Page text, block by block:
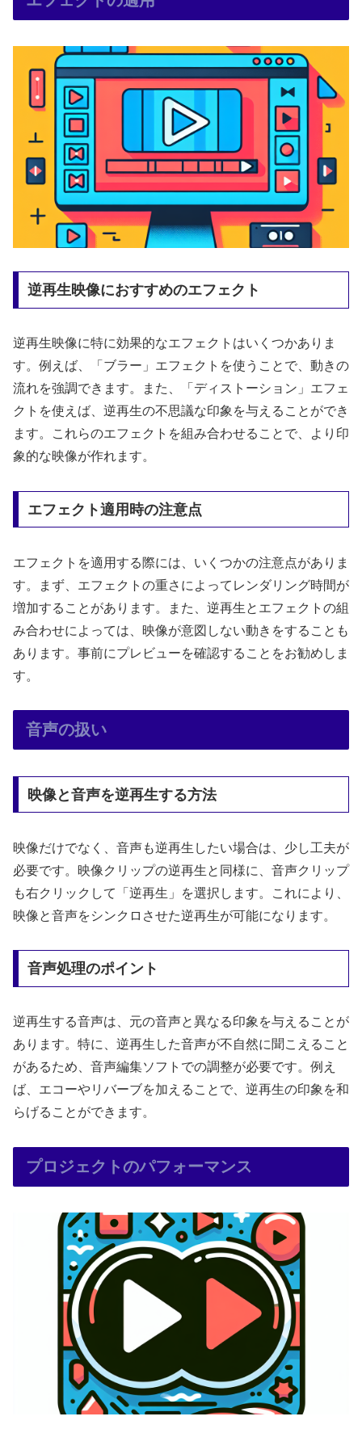
逆再生映像におすすめのエフェクト
逆再生映像に特に効果的なエフェクトはいくつかありま
す。例えば、「ブラー」エフェクトを使うことで、動きの
流れを強調できます。また、「ディストーション」エフェ
クトを使えば、逆再生の不思議な印象を与えることができ
ます。これらのエフェクトを組み合わせることで、より印
象的な映像が作れます。
エフェクト適用時の注意点
エフェクトを適用する際には、いくつかの注意点がありま
す。まず、エフェクトの重さによってレンダリング時間が
増加することがあります。また、逆再生とエフェクトの組
み合わせによっては、映像が意図しない動きをすることも
あります。事前にプレビューを確認することをお勧めしま
す。
音声の扱い
映像と音声を逆再生する方法
映像だけでなく、音声も逆再生したい場合は、少し工夫が
必要です。映像クリップの逆再生と同様に、音声クリップ
も右クリックして「逆再生」を選択します。これにより、
映像と音声をシンクロさせた逆再生が可能になります。
音声処理のポイント
逆再生する音声は、元の音声と異なる印象を与えることが
あります。特に、逆再生した音声が不自然に聞こえること
があるため、音声編集ソフトでの調整が必要です。例え
ば、エコーやリバーブを加えることで、逆再生の印象を和
らげることができます。
プロジェクトのパフォーマンス